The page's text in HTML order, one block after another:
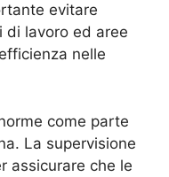
evitare
di lavoro ed aree
nelle
come parte
La supervisione
assicurare che le